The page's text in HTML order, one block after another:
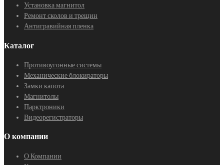
Установка магнитол
Ремонт сколов и трещин
Антигравийная пленка
Каталог
Противоугонные системы
Механические блокираторы
Замки капота
Магнитолы
Парктроники
Видеорегистраторы
О компании
О Компании